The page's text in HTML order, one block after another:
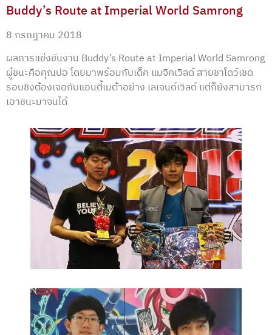
Buddy’s Route at Imperial World Samrong
8 กรกฎาคม 2018
ผลการแข่งขันงาน Buddy’s Route at Imperial World Samrong
ผู้ชนะคือคุณปอ โดยมาพร้อมกับเด็ค แมจิคเวิลด์ สายชาโดว์เชด
รอบชิงต้องเจอกับแอนตี้เมต้าอย่าง เลเจนด์เวิลด์ แต่ก็ยังสามารถ
เอาชนะมาจนได้